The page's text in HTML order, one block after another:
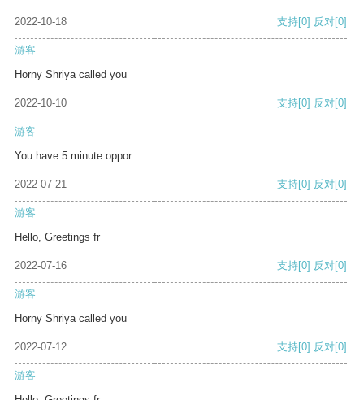
2022-10-18 支持[0] 反对[0]
游客
Horny Shriya called you
2022-10-10 支持[0] 反对[0]
游客
You have 5 minute oppor
2022-07-21 支持[0] 反对[0]
游客
Hello, Greetings fr
2022-07-16 支持[0] 反对[0]
游客
Horny Shriya called you
2022-07-12 支持[0] 反对[0]
游客